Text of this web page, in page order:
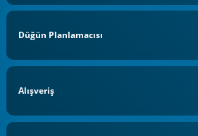
Düğün Planlamacısı
Alışveriş